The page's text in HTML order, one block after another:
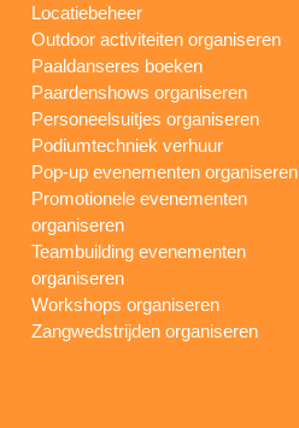
Locatiebeheer
Outdoor activiteiten organiseren
Paaldanseres boeken
Paardenshows organiseren
Personeelsuitjes organiseren
Podiumtechniek verhuur
Pop-up evenementen organiseren
Promotionele evenementen
organiseren
Teambuilding evenementen
organiseren
Workshops organiseren
Zangwedstrijden organiseren